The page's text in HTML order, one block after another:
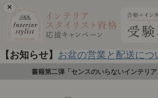
×
【お知らせ】 お盆の営業と配送につ
書籍第二弾「センスのいらないインテリ